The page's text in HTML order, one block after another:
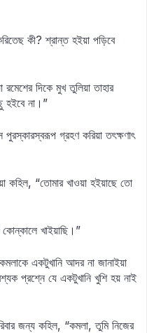
কী? শ্রান্ত হইয়া পড়িবে
রমেশের দিকে মুখ তুলিয়া তাহার
হইবে না।”
গ্রহণ করিয়া তৎক্ষণাৎ
কহিল, “তোমার খাওয়া হইয়াছে তো
খাইয়াছি।”
একটুখানি আদর না জানাইয়া
প্রশ্নে যে একটুখানি খুশি হয় নাই
জন্য কহিল, “কমলা, তুমি নিজের